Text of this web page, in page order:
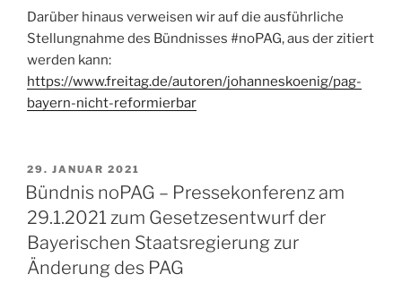
Darüber hinaus verweisen wir auf die ausführliche
Stellungnahme des Bündnisses #noPAG, aus der zitiert
werden kann:
https://www.freitag.de/autoren/johanneskoenig/pag-
bayern-nicht-reformierbar
VERÖFFENTLICHT
AM
29. JANUAR 2021
Bündnis noPAG – Pressekonferenz am
29.1.2021 zum Gesetzesentwurf der
Bayerischen Staatsregierung zur
Änderung des PAG